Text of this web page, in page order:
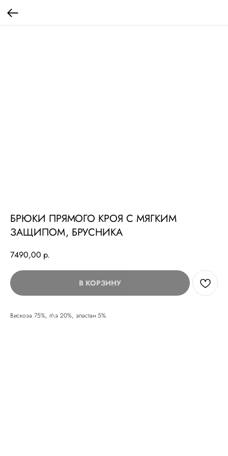
БРЮКИ ПРЯМОГО КРОЯ С МЯГКИМ
ЗАЩИПОМ, БРУСНИКА
7490,00 р.
В КОРЗИНУ
Вискоза 75%, п\э 20%, эластан 5%.